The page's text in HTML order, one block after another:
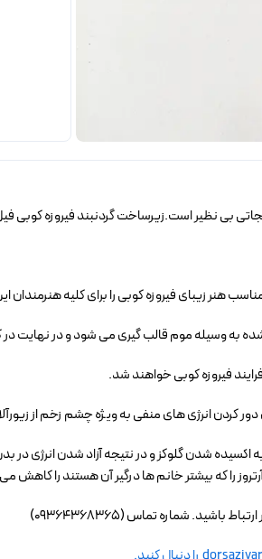
بی نظیر است.زیرساخت گردنبند فیروزه
به وسیله موم قالب گیری می شود و در نهایت
فیروزه کوبی خواهند شد.
کردن انرژی های منفی به ویژه چشم زخم از
اکسیده شدن گلوکز و در نتیجه آزاد شدن
را که بیشتر خانم ها درگیر آن هستند را کاهش
شماره تماس (09364368365)